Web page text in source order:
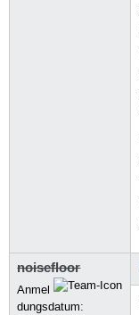
noisefloor
Anmel
dungsdatum: